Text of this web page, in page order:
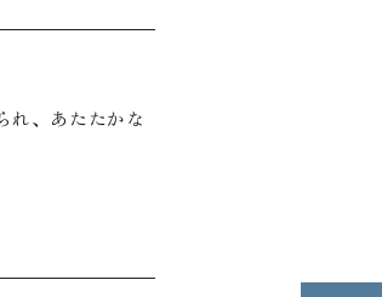
れ、あたたかな